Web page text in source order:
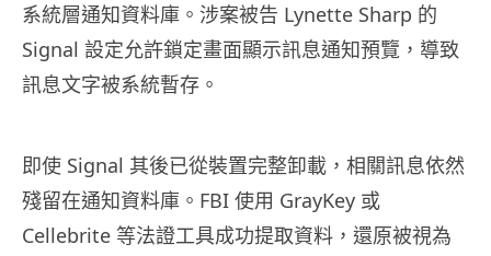
系統層通知資料庫。涉案被告 Lynette Sharp 的
Signal 設定允許鎖定畫面顯示訊息通知預覽，導致
訊息文字被系統暫存。
即使 Signal 其後已從裝置完整卸載，相關訊息依然
殘留在通知資料庫。FBI 使用 GrayKey 或
Cellebrite 等法證工具成功提取資料，還原被視為